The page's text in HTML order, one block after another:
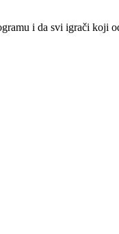
i da svi igrači koji